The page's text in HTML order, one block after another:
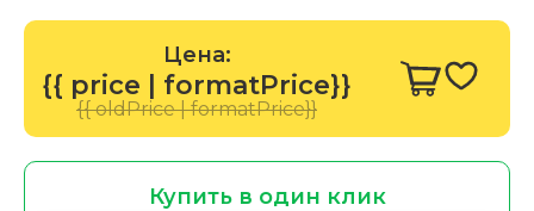
Цена:
{{ price | formatPrice}}
{{ oldPrice | formatPrice}}
Купить в один клик